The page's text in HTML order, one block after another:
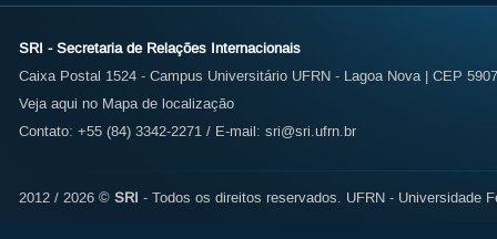
SRI - Secretaria de Relações Internacionais
Caixa Postal 1524 - Campus Universitário UFRN - Lagoa Nova | CEP
Veja aqui no Mapa de localização
Contato: +55 (84) 3342-2271 / E-mail: sri@sri.ufrn.br
2012 / 2026 © SRI - Todos os direitos reservados. UFRN - Universidade